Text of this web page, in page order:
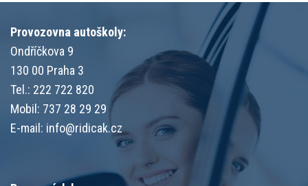
Provozovna autoškoly:
Ondříčkova 9
130 00 Praha 3
Tel.: 222 722 820
Mobil: 737 28 29 29
E-mail: info@ridicak.cz